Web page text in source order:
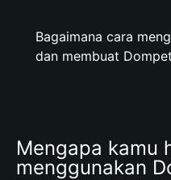
Bagaimana cara
dan membuat
Mengapa kamu
menggunakan